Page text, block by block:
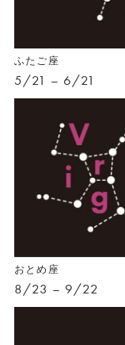
ふたご座
5/21 – 6/21
おとめ座
8/23 – 9/22